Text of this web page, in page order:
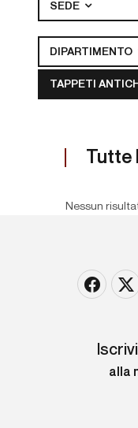
SEDE
DIPARTIMENTO
TAPPETI
Tutte
Nessun
alla